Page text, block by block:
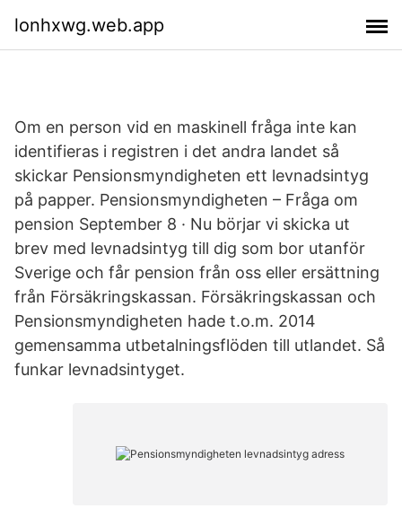
lonhxwg.web.app
Om en person vid en maskinell fråga inte kan
identifieras i registren i det andra landet så
skickar Pensionsmyndigheten ett levnadsintyg
på papper. Pensionsmyndigheten – Fråga om
pension September 8 · Nu börjar vi skicka ut
brev med levnadsintyg till dig som bor utanför
Sverige och får pension från oss eller ersättning
från Försäkringskassan. Försäkringskassan och
Pensionsmyndigheten hade t.o.m. 2014
gemensamma utbetalningsflöden till utlandet. Så
funkar levnadsintyget.